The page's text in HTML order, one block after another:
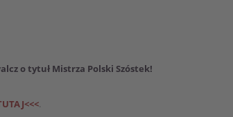
o tytuł Mistrza Polski Szóstek!
.